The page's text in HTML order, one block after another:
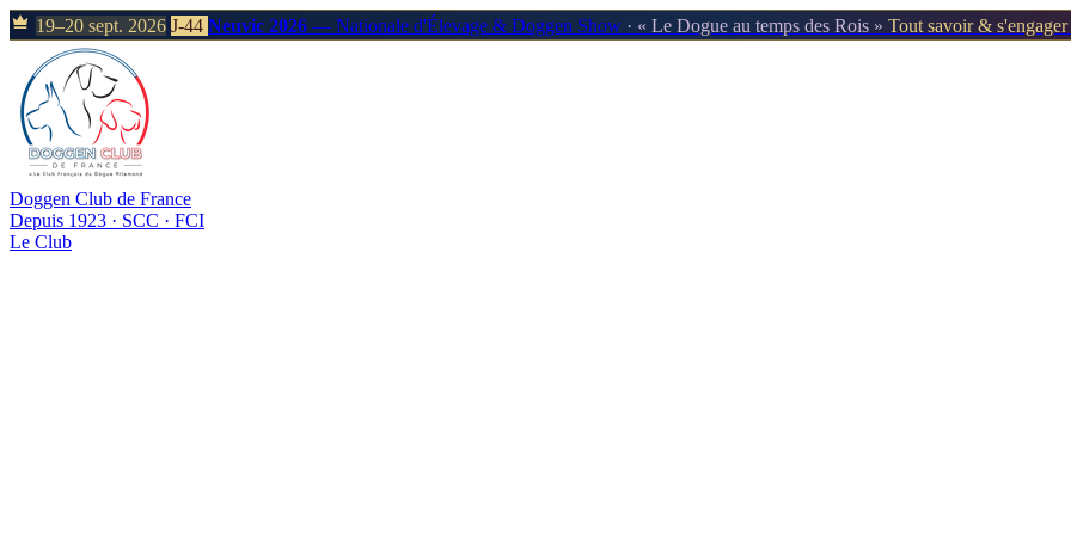
19–20 sept. 2026 J-44 Neuvic 2026 — Nationale d'Élevage & Doggen Show · « Le Dogue au temps des Rois » Tout savoir &
Doggen Club de France
Depuis 1923 · SCC · FCI
Le Club